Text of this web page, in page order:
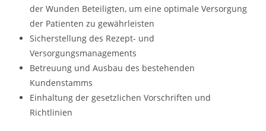
der Wunden Beteiligten, um eine optimale Versorgung
der Patienten zu gewährleisten
Sicherstellung des Rezept- und
Versorgungsmanagements
Betreuung und Ausbau des bestehenden
Kundenstamms
Einhaltung der gesetzlichen Vorschriften und
Richtlinien